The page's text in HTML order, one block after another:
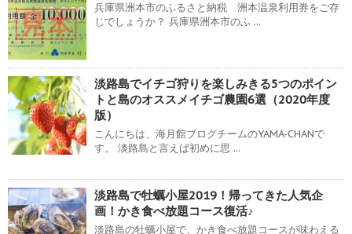
兵庫県洲本市のふるさと納税 洲本温泉利用券をご存
じでしょうか？ 兵庫県洲本市のふ ...
淡路島でイチゴ狩りを楽しみきる5つのポイン
トと島のオススメイチゴ農園6選（2020年度
版）
こんにちは、海月館ブログチームのYAMA-CHANで
す。 淡路島と言えば初めに思 ...
淡路島で牡蠣小屋2019！帰ってきた人気企
画！かき食べ放題コース復活♪
淡路島の牡蠣小屋で、かき食べ放題コースが味わえる